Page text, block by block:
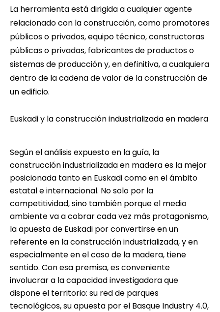
La herramienta está dirigida a cualquier agente
relacionado con la construcción, como promotores
públicos o privados, equipo técnico, constructoras
públicas o privadas, fabricantes de productos o
sistemas de producción y, en definitiva, a cualquiera
dentro de la cadena de valor de la construcción de
un edificio.
Euskadi y la construcción industrializada en madera
Según el análisis expuesto en la guía, la
construcción industrializada en madera es la mejor
posicionada tanto en Euskadi como en el ámbito
estatal e internacional. No solo por la
competitividad, sino también porque el medio
ambiente va a cobrar cada vez más protagonismo,
la apuesta de Euskadi por convertirse en un
referente en la construcción industrializada, y en
especialmente en el caso de la madera, tiene
sentido. Con esa premisa, es conveniente
involucrar a la capacidad investigadora que
dispone el territorio: su red de parques
tecnológicos, su apuesta por el Basque Industry 4.0,